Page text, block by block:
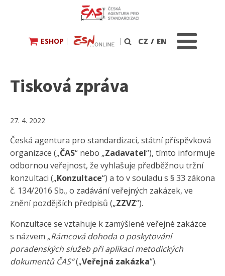
ESHOP | | Vyhledávání
CZ / EN
Tisková zpráva
27. 4. 2022
Česká agentura pro standardizaci, státní příspěvková
organizace („ČAS“ nebo „Zadavatel“), tímto informuje
odbornou veřejnost, že vyhlašuje předběžnou tržní
konzultaci („Konzultace“) a to v souladu s § 33 zákona
č. 134/2016 Sb., o zadávání veřejných zakázek, ve
znění pozdějších předpisů („ZZVZ“).
Konzultace se vztahuje k zamýšlené veřejné zakázce
s názvem „Rámcová dohoda o poskytování
poradenských služeb při aplikaci metodických
dokumentů ČAS“(„Veřejná zakázka“).